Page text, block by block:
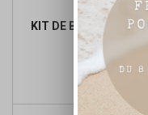
KIT DE BAGUE DE